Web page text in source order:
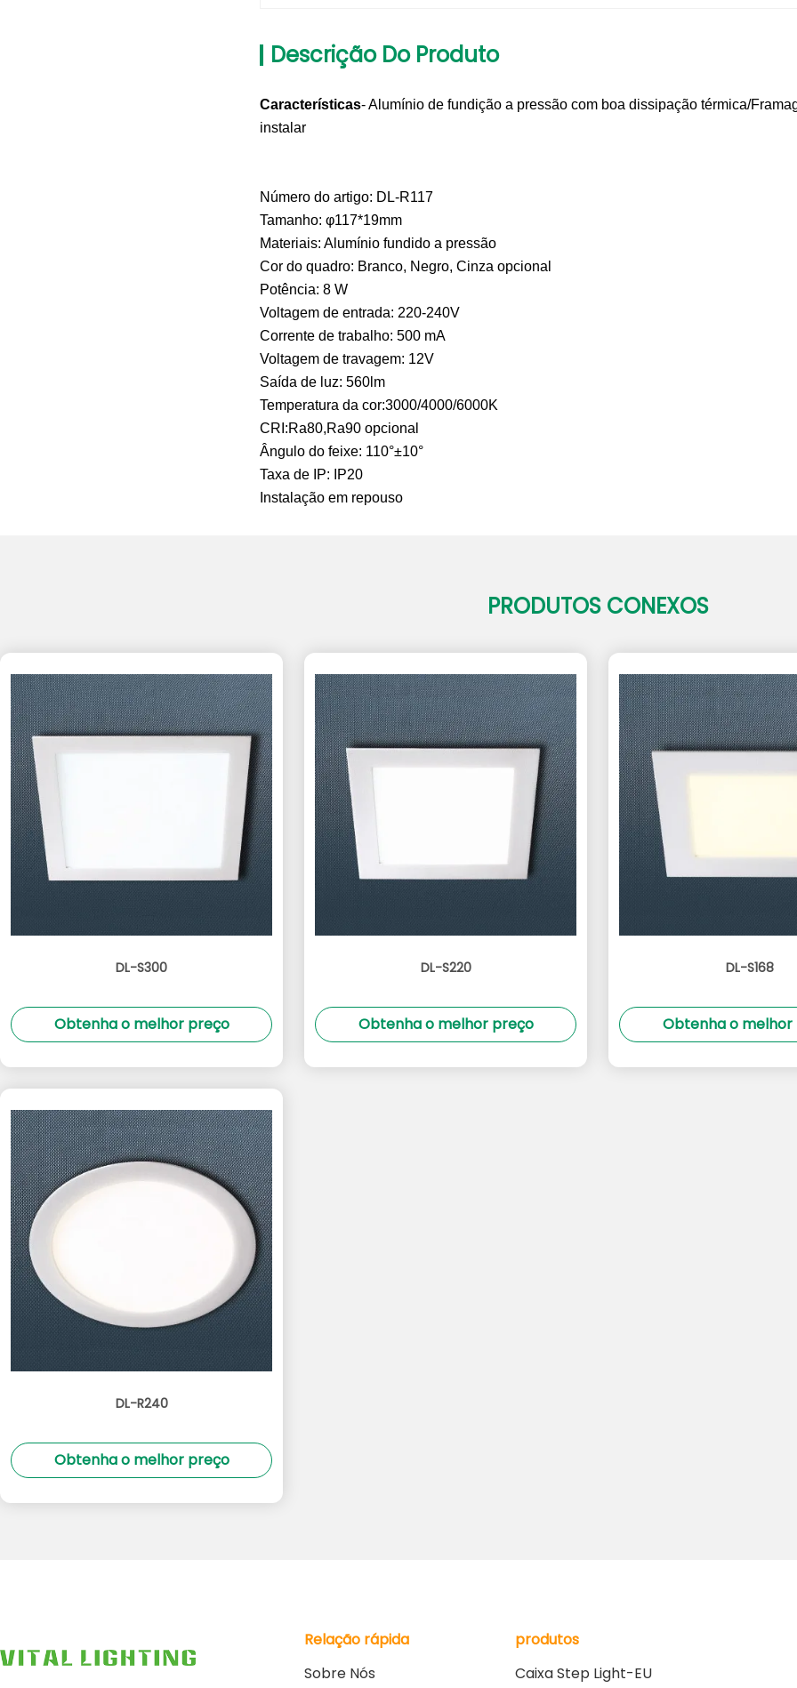
Descrição Do Produto
Características- Alumínio de fundição a pressão com boa dissipação térmica/
instalar
Número do artigo: DL-R117
Tamanho: φ117*19mm
Materiais: Alumínio fundido a pressão
Cor do quadro: Branco, Negro, Cinza opcional
Potência: 8 W
Voltagem de entrada: 220-240V
Corrente de trabalho: 500 mA
Voltagem de travagem: 12V
Saída de luz: 560lm
Temperatura da cor:3000/4000/6000K
CRI:Ra80,Ra90 opcional
Ângulo do feixe: 110°±10°
Taxa de IP: IP20
Instalação em repouso
PRODUTOS CONEXOS
DL-S300
Obtenha o melhor preço
DL-S220
Obtenha o melhor preço
DL-S168
Obtenha o melhor
DL-R240
Obtenha o melhor preço
Relação rápida
Sobre Nós
produtos
Caixa Step Light-EU